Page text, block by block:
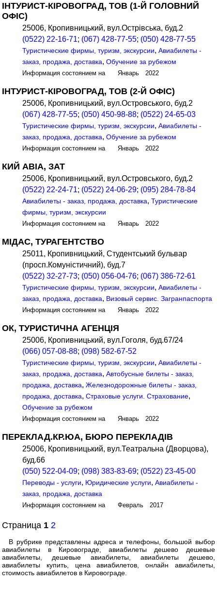
ІНТУРИСТ-КІРОВОГРАД, ТОВ (1-Й ГОЛОВНИЙ
ОФІС)
25006, Кропивницький, вул.Острівська, буд.2
(0522) 22-16-71; (067) 428-77-55; (050) 428-77-55
Туристические фирмы, туризм, экскурсии,Авиабилеты -
заказ, продажа, доставка,Обучение за рубежом
Информация состоянием на Январь 2022
ІНТУРИСТ-КІРОВОГРАД, ТОВ (2-Й ОФІС)
25006, Кропивницький, вул.Островського, буд.2
(067) 428-77-55; (050) 450-98-88; (0522) 24-65-03
Туристические фирмы, туризм, экскурсии,Авиабилеты -
заказ, продажа, доставка,Обучение за рубежом
Информация состоянием на Январь 2022
КИЙ АВІА, ЗАТ
25006, Кропивницький, вул.Островського, буд.2
(0522) 22-24-71; (0522) 24-06-29; (095) 284-78-84
Авиабилеты - заказ, продажа, доставка,Туристические
фирмы, туризм, экскурсии
Информация состоянием на Январь 2022
МІДАС, ТУРАГЕНТСТВО
25011, Кропивницький, Студентський бульвар
(просп.Комуністичний), буд.7
(0522) 32-27-73; (050) 056-04-76; (067) 386-72-61
Туристические фирмы, туризм, экскурсии,Авиабилеты -
заказ, продажа, доставка, Визовый сервис. Загранпаспорта
Информация состоянием на Январь 2022
ОК, ТУРИСТИЧНА АГЕНЦІЯ
25006, Кропивницький, вул.Гоголя, буд.67/24
(066) 057-08-88; (098) 582-67-52
Туристические фирмы, туризм, экскурсии,Авиабилеты -
заказ, продажа, доставка,Автобусные билеты - заказ,
продажа, доставка,Железнодорожные билеты - заказ,
продажа, доставка,Страховые услуги. Страхование,
Обучение за рубежом
Информация состоянием на Январь 2022
ПЕРЕКЛАД.КР.ЮА, БЮРО ПЕРЕКЛАДІВ
25006, Кропивницький, вул.Театральна (Дворцова),
буд.66
(050) 522-04-09; (098) 383-83-69; (0522) 23-45-00
Переводы - услуги, Юридические услуги,Авиабилеты -
заказ, продажа, доставка
Информация состоянием на Февраль 2017
Страница 12
В рубрике представлены адреса и телефоны, большой выбор
авиабилеты в Кировограде, авиабилеты дешево дешевые
авиабилеты, дешевые авиабилеты, авиабилеты дешево,
авиабилеты купить, цена авиабилетов, онлайн авиабилеты,
стоимость авиабилетов в Кировограде.